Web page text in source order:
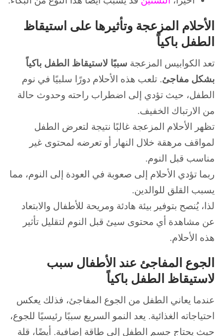
الأحلام المزعجة وتأثيرها على استيقاظ
الطفل باكياً
تعد الكوابيس المزعجة سببًا لاستيقاظ الطفل باكياً
بشكل مفاجئ. تلعب هذه الأحلام دورًا سلبيًا في نوم
الطفل، حيث تؤدي إلى اضطراب راحته وحدوث حالة
من الارتباك الخفيف.
تظهر الأحلام المزعجة غالبًا نتيجة لتعرض الطفل
لمواقف مرهقة خلال النهار أو تعرضه لمحتوى غير
مناسب قبل النوم.
ربما تؤدي الأحلام إلى صعوبة في العودة إلى النوم، مما
يسبب القلق للوالدين.
لذا، يُنصح بتوفير بيئة هادئة ومريحة للأطفال والابتعاد
عن مشاهدة أي محتوى سيئ قبل النوم لتقليل تأثير
هذه الأحلام.
الجوع المفاجئ عند الأطفال سبب
لاستيقاظ الطفل باكياً
عندما يعاني الطفل من الجوع المفاجئ، فذلك يعكس
احتياجاته الغذائية. يعد النمو السريع سببًا رئيسيًا للجوع،
حيث يحتاج جسم الطفل إلى طاقة إضافية. أيضًا، قلة